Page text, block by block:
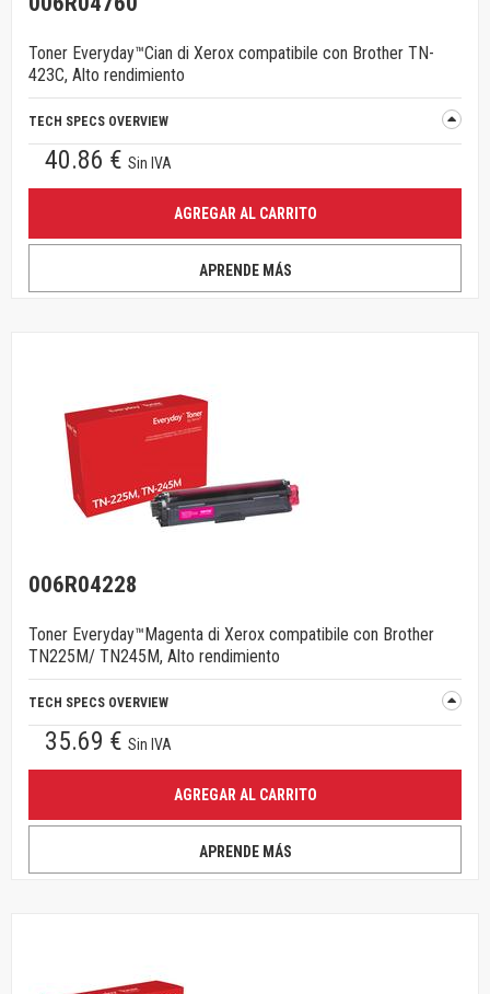
Toner Everyday™Cian di Xerox compatibile con Brother TN-
423C, Alto rendimiento
TECH SPECS OVERVIEW
40.86 € Sin IVA
AGREGAR AL CARRITO
APRENDE MÁS
006R04228
Toner Everyday™Magenta di Xerox compatibile con Brother
TN225M/ TN245M, Alto rendimiento
TECH SPECS OVERVIEW
35.69 € Sin IVA
AGREGAR AL CARRITO
APRENDE MÁS